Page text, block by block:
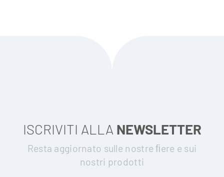
ISCRIVITI ALLA NEWSLETTER
Resta aggiornato sulle nostre ﬁere e sui
nostri prodotti